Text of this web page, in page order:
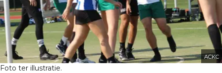
ACKC
Foto ter illustratie.